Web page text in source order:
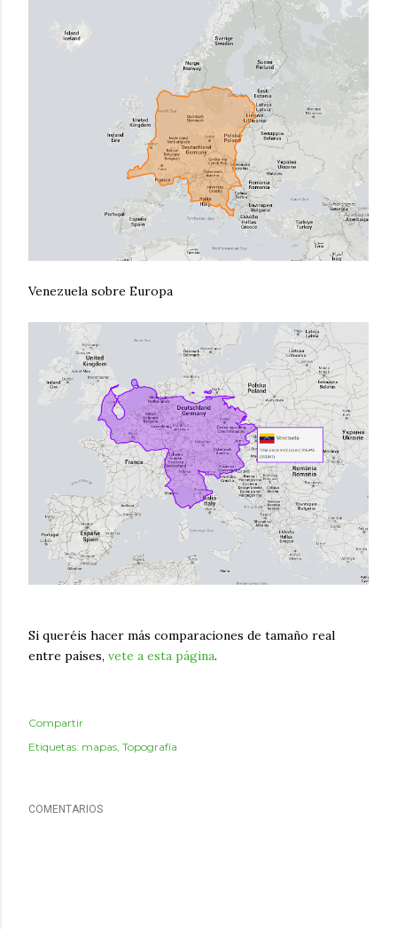
Venezuela sobre Europa
Si queréis hacer más comparaciones de tamaño real
entre países, vete a esta página.
Compartir
Etiquetas: mapas Topografía
COMENTARIOS